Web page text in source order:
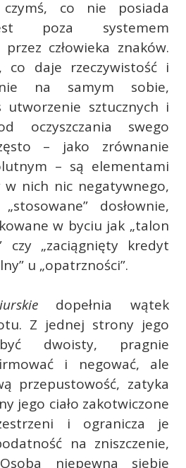
czymś, co nie posiada
poza systemem
człowieka znaków.
co daje rzeczywistość i
na samym sobie,
utworzenie sztucznych i
oczyszczania swego
– jako zrównanie
– są elementami
w nich nic negatywnego,
dosłownie,
w byciu jak „talon
czy „zaciągnięty kredyt
u „opatrzności”.
dopełnia wątek
Z jednej strony jego
dwoisty, pragnie
i negować, ale
przepustowość, zatyka
jego ciało zakotwiczone
i ogranicza je
na zniszczenie,
niepewna siebie